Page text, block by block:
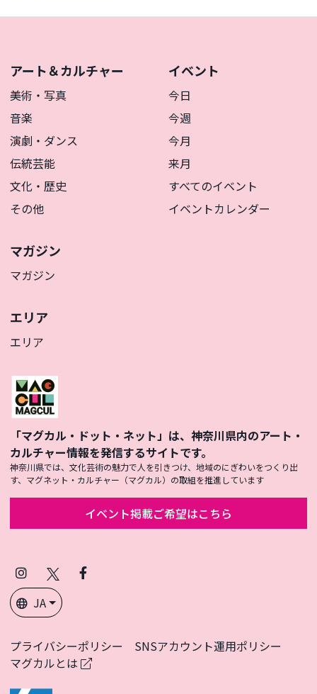
アート＆カルチャー
美術・写真
音楽
演劇・ダンス
伝統芸能
文化・歴史
その他
イベント
今日
今週
今月
来月
すべてのイベント
イベントカレンダー
マガジン
マガジン
エリア
エリア
「マグカル・ドット・ネット」は、神奈川県内のアート・
カルチャー情報を発信するサイトです。
神奈川県では、文化芸術の魅力で人を引きつけ、地域のにぎわいをつくり出
す、マグネット・カルチャー（マグカル）の取組を推進しています
イベント掲載ご希望はこちら
Instagram
(Twitter)
Facebook
JA
プライバシーポリシー
SNSアカウント運用ポリシー
マグカルとは